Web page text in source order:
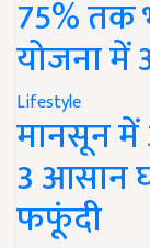
75% तक
योजना
Lifestyle
मानसून
3 आसान
फफूंदी